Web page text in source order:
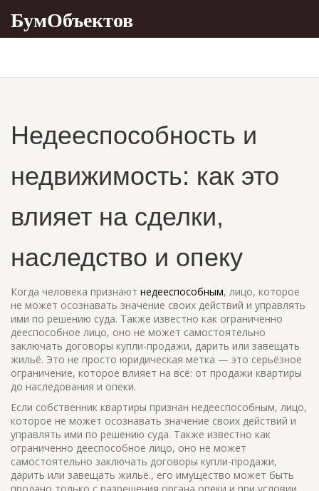
БумОбъектов
Недееспособность и
недвижимость: как это
влияет на сделки,
наследство и опеку
Когда человека признают недееспособным, лицо, которое
не может осознавать значение своих действий и управлять
ими по решению суда. Также известно как ограниченно
дееспособное лицо, оно не может самостоятельно
заключать договоры купли-продажи, дарить или завещать
жильё. Это не просто юридическая метка — это серьёзное
ограничение, которое влияет на всё: от продажи квартиры
до наследования и опеки.
Если собственник квартиры признан недееспособным, лицо,
которое не может осознавать значение своих действий и
управлять ими по решению суда. Также известно как
ограниченно дееспособное лицо, оно не может
самостоятельно заключать договоры купли-продажи,
дарить или завещать жильё., его имущество может быть